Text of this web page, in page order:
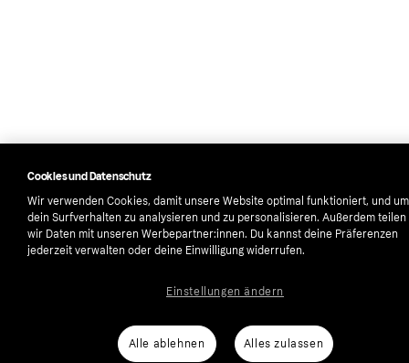
Cookies und Datenschutz
Wir verwenden Cookies, damit unsere Website optimal funktioniert, und um
dein Surfverhalten zu analysieren und zu personalisieren. Außerdem teilen
wir Daten mit unseren Werbepartner:innen. Du kannst deine Präferenzen
jederzeit verwalten oder deine Einwilligung widerrufen.
Alle ablehnen Alles zulassen
Einstellungen ändern